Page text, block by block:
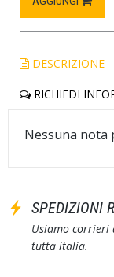
DESCRIZIONE
RICHIEDI
Nessuna nota
SPEDIZIONI
Usiamo corrieri
tutta italia.